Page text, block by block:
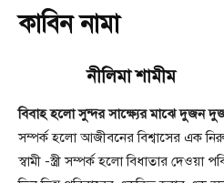
কাবিন নামা
নীলিমা শামীম
বিবাহ হলো সুন্দর সাক্ষ্যের মাঝে দুজন
সম্পর্ক হলো আজীবনের বিশ্বাসের এক
স্বামী -স্ত্রী সম্পর্ক হলো বিধাতার দেওয়া